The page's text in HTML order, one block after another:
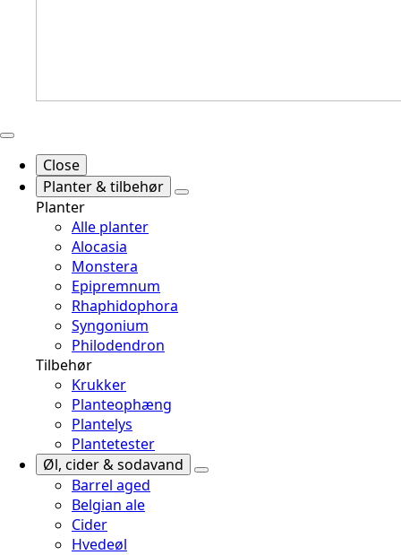
Close
Planter & tilbehør
Planter
Alle planter
Alocasia
Monstera
Epipremnum
Rhaphidophora
Syngonium
Philodendron
Tilbehør
Krukker
Planteophæng
Plantelys
Plantetester
Øl, cider & sodavand
Barrel aged
Belgian ale
Cider
Hvedeøl